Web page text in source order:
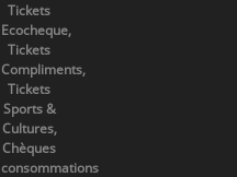
Tickets
Ecocheque,
Tickets
Compliments,
Tickets
Sports &
Cultures,
Chèques
consommations